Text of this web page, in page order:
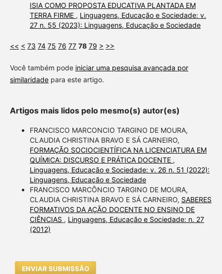
ISIA COMO PROPOSTA EDUCATIVA PLANTADA EM
TERRA FIRME , Linguagens, Educação e Sociedade: v.
27 n. 55 (2023): Linguagens, Educação e Sociedade
<< < 73 74 75 76 77 78 79 > >>
Você também pode iniciar uma pesquisa avançada por
similaridadepara este artigo.
Artigos mais lidos pelo mesmo(s) autor(es)
FRANCISCO MARCONCIO TARGINO DE MOURA,
CLAUDIA CHRISTINA BRAVO E SÁ CARNEIRO,
FORMAÇÃO SOCIOCIENTÍFICA NA LICENCIATURA EM
QUÍMICA: DISCURSO E PRÁTICA DOCENTE ,
Linguagens, Educação e Sociedade: v. 26 n. 51 (2022):
Linguagens, Educação e Sociedade
FRANCISCO MARCÔNCIO TARGINO DE MOURA,
CLAUDIA CHRISTINA BRAVO E SÁ CARNEIRO, SABERES
FORMATIVOS DA AÇÃO DOCENTE NO ENSINO DE
CIÊNCIAS , Linguagens, Educação e Sociedade: n. 27
(2012)
ENVIAR SUBMISSÃO